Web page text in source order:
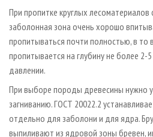
При пропитке круглых лесоматериалов
заболонная зона очень хорошо
пропитываться почти полностью, в то
пропитывается на глубину не более
давлении.
При выборе породы древесины нужно
загниванию. ГОСТ 20022.2
отдельно для заболони и для ядра.
выпиливают из ядровой зоны бревен,